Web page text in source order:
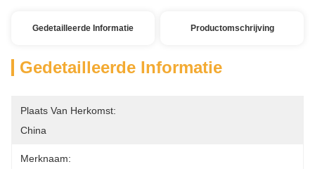
Gedetailleerde Informatie Productomschrijving
Gedetailleerde Informatie
Plaats Van Herkomst:
China
Merknaam: